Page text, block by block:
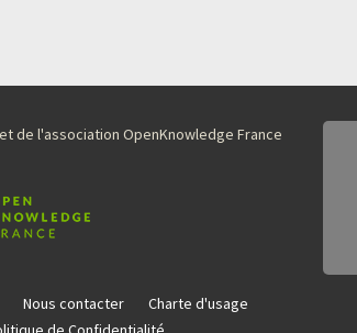
de l'association OpenKnowledge France
Nous contacter
Charte d'usage